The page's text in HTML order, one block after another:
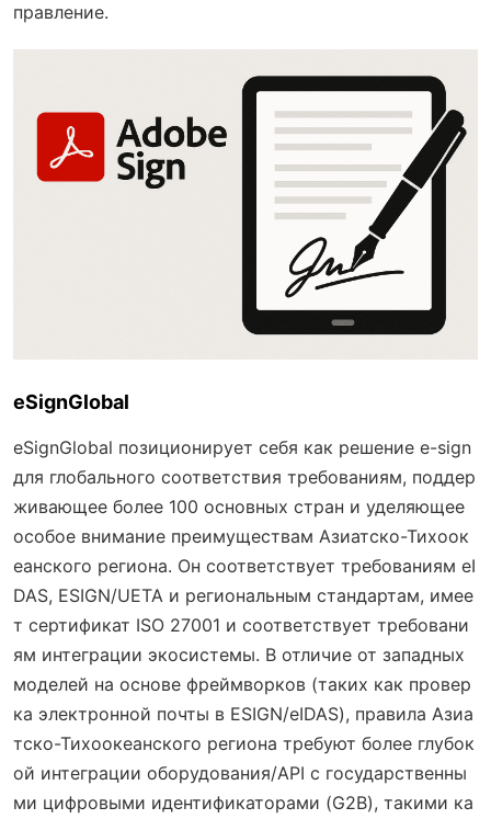
правление.
eSignGlobal
eSignGlobal позиционирует себя как решение e-sign
для глобального соответствия требованиям, поддер
живающее более 100 основных стран и уделяющее
особое внимание преимуществам Азиатско-Тихоок
еанского региона. Он соответствует требованиям eI
DAS, ESIGN/UETA и региональным стандартам, имее
т сертификат ISO 27001 и соответствует требовани
ям интеграции экосистемы. В отличие от западных
моделей на основе фреймворков (таких как провер
ка электронной почты в ESIGN/eIDAS), правила Азиа
тско-Тихоокеанского региона требуют более глубок
ой интеграции оборудования/API с государственны
ми цифровыми идентификаторами (G2B), такими ка